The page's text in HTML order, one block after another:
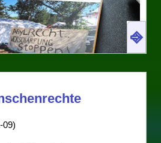
⎆
09)